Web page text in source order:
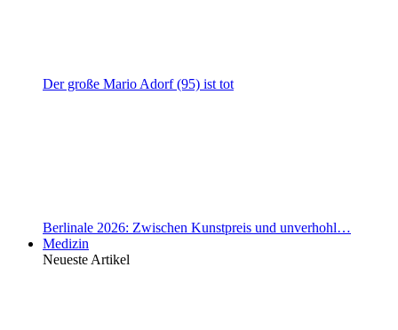
Der große Mario Adorf (95) ist tot
Berlinale 2026: Zwischen Kunstpreis und unverhohl…
Medizin
Neueste Artikel